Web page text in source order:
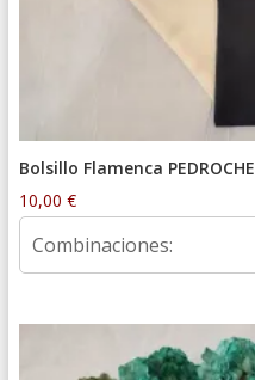
Bolsillo Flamenca PEDROCHE
10,00 €
Combinaciones: